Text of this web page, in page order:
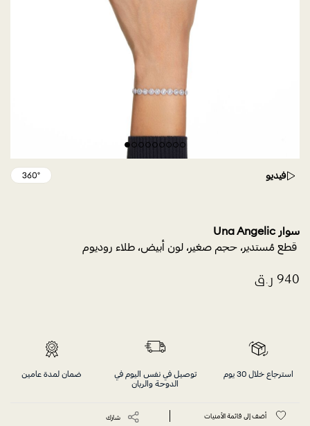
فيديو
سوار Una Angelic
استرجاع خلال 30 يوم
توصيل في نفس اليوم في
الدوحة والريان
ضمان لمدة عامين
أضف إلى قائمة الأمنيات شارك